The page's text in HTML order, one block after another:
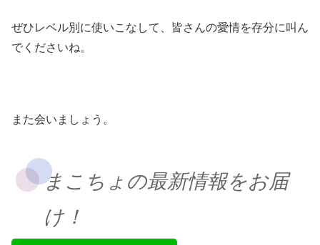
ぜひレベル別に使いこなして、皆さんの愛情を存分に叫ん
でくださいね。
また会いましょう。
まこちょの最新情報をお届
け！